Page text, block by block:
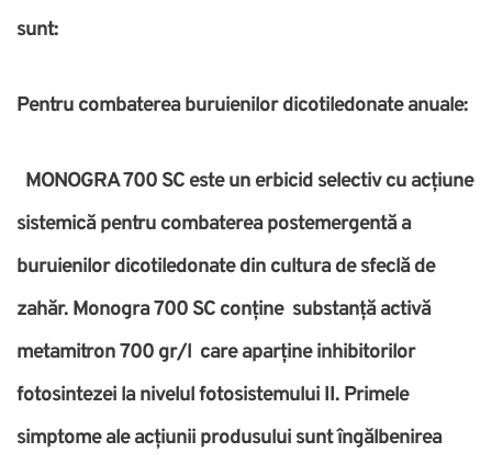
sunt:
Pentru combaterea buruienilor dicotiledonate anuale:
MONOGRA 700 SC este un erbicid selectiv cu acțiune
sistemică pentru combaterea postemergentă a
buruienilor dicotiledonate din cultura de sfeclă de
zahăr. Monogra 700 SC conține substanță activă
metamitron 700 gr/l care aparține inhibitorilor
fotosintezei la nivelul fotosistemului II. Primele
simptome ale acțiunii produsului sunt îngălbenirea